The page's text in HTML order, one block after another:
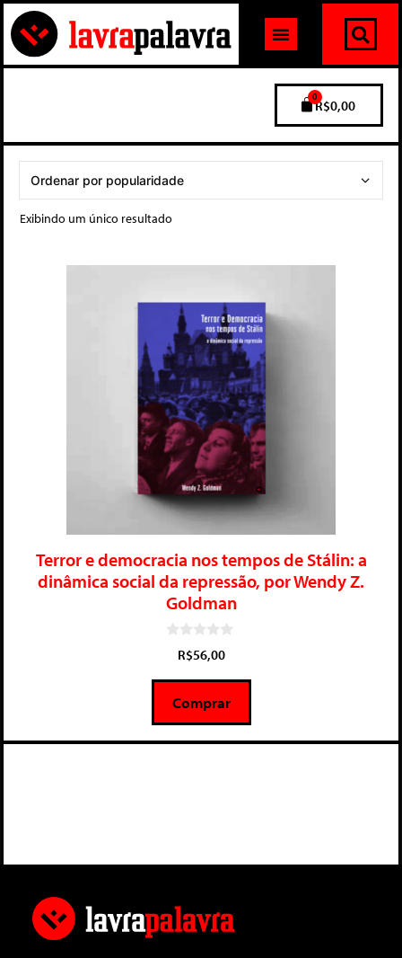
R$0,00
0
Exibindo um único resultado
Terror e democracia nos tempos de Stálin: a
dinâmica social da repressão, por Wendy Z.
Goldman
5
R$56,00
Comprar